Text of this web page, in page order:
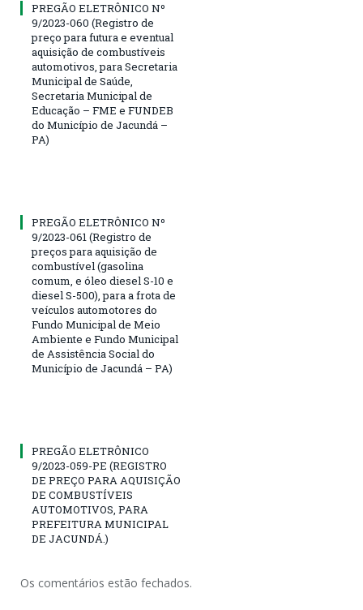
PREGÃO ELETRÔNICO Nº
9/2023-060 (Registro de
preço para futura e eventual
aquisição de combustíveis
automotivos, para Secretaria
Municipal de Saúde,
Secretaria Municipal de
Educação – FME e FUNDEB
do Município de Jacundá –
PA)
PREGÃO ELETRÔNICO Nº
9/2023-061 (Registro de
preços para aquisição de
combustível (gasolina
comum, e óleo diesel S-10 e
diesel S-500), para a frota de
veículos automotores do
Fundo Municipal de Meio
Ambiente e Fundo Municipal
de Assistência Social do
Município de Jacundá – PA)
PREGÃO ELETRÔNICO
9/2023-059-PE (REGISTRO
DE PREÇO PARA AQUISIÇÃO
DE COMBUSTÍVEIS
AUTOMOTIVOS, PARA
PREFEITURA MUNICIPAL
DE JACUNDÁ.)
Os comentários estão fechados.